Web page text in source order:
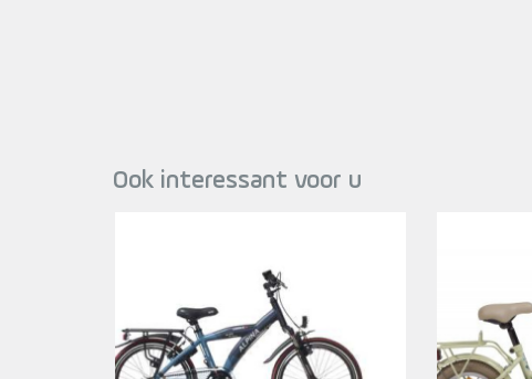
Ook interessant voor u